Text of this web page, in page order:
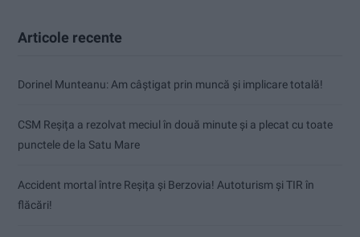
Articole recente
Dorinel Munteanu: Am câștigat prin muncă și implicare totală!
CSM Reșița a rezolvat meciul în două minute și a plecat cu toate
punctele de la Satu Mare
Accident mortal între Reșița și Berzovia! Autoturism și TIR în
flăcări!